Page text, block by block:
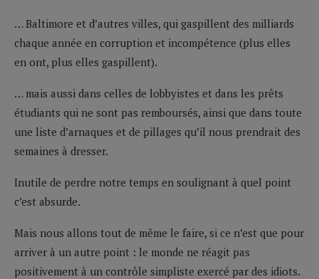
… Baltimore et d’autres villes, qui gaspillent des milliards
chaque année en corruption et incompétence (plus elles
en ont, plus elles gaspillent).
… mais aussi dans celles de lobbyistes et dans les prêts
étudiants qui ne sont pas remboursés, ainsi que dans toute
une liste d’arnaques et de pillages qu’il nous prendrait des
semaines à dresser.
Inutile de perdre notre temps en soulignant à quel point
c’est absurde.
Mais nous allons tout de même le faire, si ce n’est que pour
arriver à un autre point : le monde ne réagit pas
positivement à un contrôle simpliste exercé par des idiots.